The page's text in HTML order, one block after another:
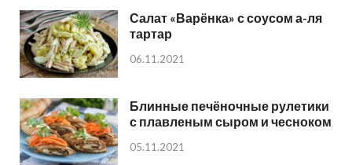
Салат «Варёнка» с соусом а-ля
тартар
06.11.2021
Блинные печёночные рулетики
с плавленым сыром и чесноком
05.11.2021